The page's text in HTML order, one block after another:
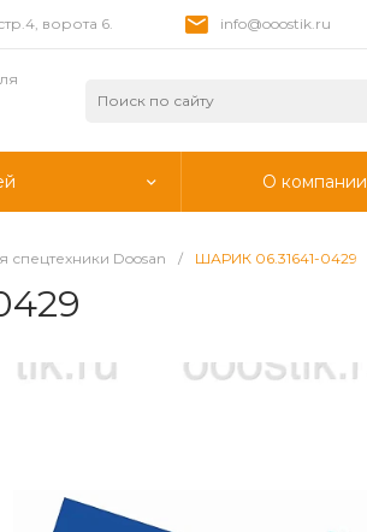
ворота 6. info@ooostik.ru
О компании
спецтехники Doosan / ШАРИК 06.31641-0429